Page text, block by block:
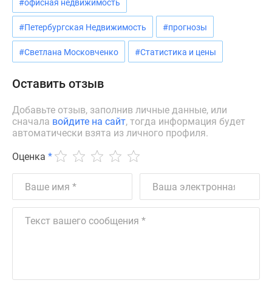
Коттеджные
поселки
ипотеку
центры
Траншевая
ипотека
акции
Рассрочка
#офисная недвижимость
#Петербургская Недвижимость #прогнозы
#Светлана Московченко #Статистика и цены
Оставить отзыв
Добавьте отзыв, заполнив личные данные, или
сначала войдите на сайт, тогда информация будет
автоматически взята из личного профиля.
Оценка *